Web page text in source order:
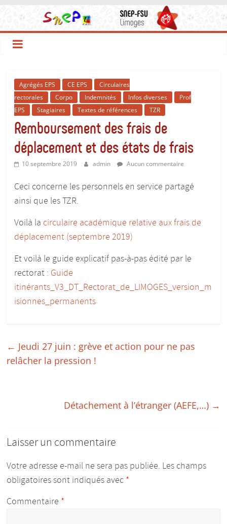
contenu
Le
Site
du
SNEP-
FSU
Limoges
Le
SNEP,
pour
donner
du
aux
études
Agrégés EPS CE EPS
Circulaires
rectorales
Corpo Indemnités Infos diverses
Prof
EPS
Stagiaires Textes de références TZR
Remboursement des frais de
déplacement et des états de frais
10 septembre 2019 admin Aucun commentaire
Ceci concerne les personnels en service partagé
ainsi que les TZR.
Voilà la circulaire académique relative aux frais de
déplacement (septembre 2019)
Et voilà le guide explicatif pas-à-pas édité par le
rectorat : Guide
itinérants_V3_DT_Rectorat_de_LIMOGES_version_m
isionnes_permanents
← Jeudi 27 juin : grève et action pour ne pas
relâcher la pression !
Détachement à l’étranger (AEFE,…) →
Laisser un commentaire
Votre adresse e-mail ne sera pas publiée. Les champs
obligatoires sont indiqués avec *
Commentaire *